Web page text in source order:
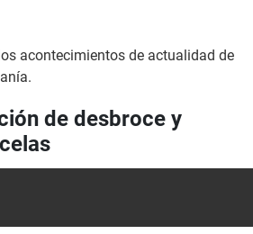
acontecimientos de actualidad de
de desbroce y